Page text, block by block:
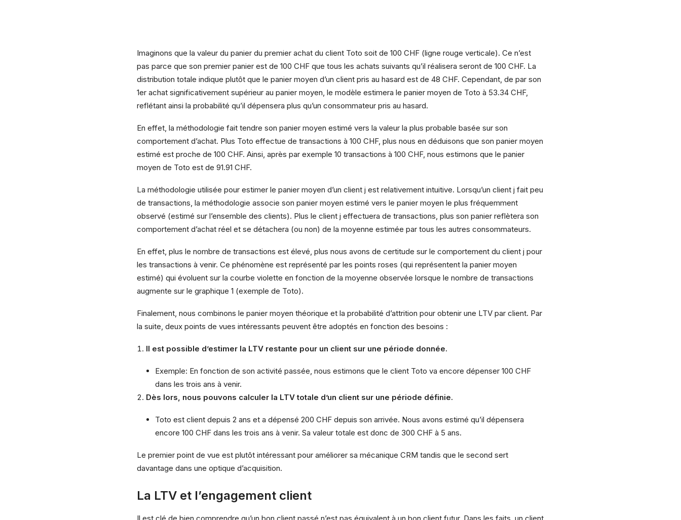
Imaginons que la valeur du panier du premier achat du client Toto soit de 100 CHF (ligne rouge verticale). Ce n’est
pas parce que son premier panier est de 100 CHF que tous les achats suivants qu’il réalisera seront de 100 CHF. La
distribution totale indique plutôt que le panier moyen d’un client pris au hasard est de 48 CHF. Cependant, de par son
1er achat significativement supérieur au panier moyen, le modèle estimera le panier moyen de Toto à 53.34 CHF,
reflétant ainsi la probabilité qu’il dépensera plus qu’un consommateur pris au hasard.
En effet, la méthodologie fait tendre son panier moyen estimé vers la valeur la plus probable basée sur son
comportement d’achat. Plus Toto effectue de transactions à 100 CHF, plus nous en déduisons que son panier moyen
estimé est proche de 100 CHF. Ainsi, après par exemple 10 transactions à 100 CHF, nous estimons que le panier
moyen de Toto est de 91.91 CHF.
La méthodologie utilisée pour estimer le panier moyen d’un client j est relativement intuitive. Lorsqu’un client j fait peu
de transactions, la méthodologie associe son panier moyen estimé vers le panier moyen le plus fréquemment
observé (estimé sur l’ensemble des clients). Plus le client j effectuera de transactions, plus son panier reflètera son
comportement d’achat réel et se détachera (ou non) de la moyenne estimée par tous les autres consommateurs.
En effet, plus le nombre de transactions est élevé, plus nous avons de certitude sur le comportement du client j pour
les transactions à venir. Ce phénomène est représenté par les points roses (qui représentent la panier moyen
estimé) qui évoluent sur la courbe violette en fonction de la moyenne observée lorsque le nombre de transactions
augmente sur le graphique 1 (exemple de Toto).
Finalement, nous combinons le panier moyen théorique et la probabilité d’attrition pour obtenir une LTV par client. Par
la suite, deux points de vues intéressants peuvent être adoptés en fonction des besoins :
Il est possible d’estimer la LTV restante pour un client sur une période donnée.
Exemple: En fonction de son activité passée, nous estimons que le client Toto va encore dépenser 100 CHF
dans les trois ans à venir.
Dès lors, nous pouvons calculer la LTV totale d’un client sur une période définie.
Toto est client depuis 2 ans et a dépensé 200 CHF depuis son arrivée. Nous avons estimé qu’il dépensera
encore 100 CHF dans les trois ans à venir. Sa valeur totale est donc de 300 CHF à 5 ans.
Le premier point de vue est plutôt intéressant pour améliorer sa mécanique CRM tandis que le second sert
davantage dans une optique d’acquisition.
La LTV et l’engagement client